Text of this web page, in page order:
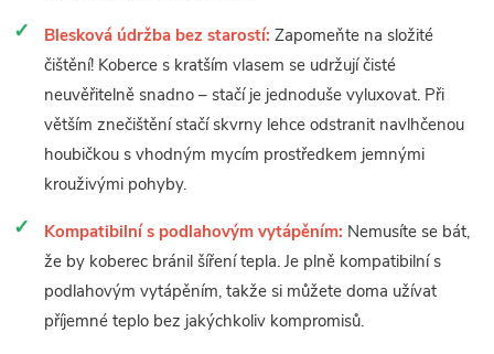
Blesková údržba bez starostí: Zapomeňte na složité
čištění! Koberce s kratším vlasem se udržují čisté
neuvěřitelně snadno – stačí je jednoduše vyluxovat. Při
větším znečištění stačí skvrny lehce odstranit navlhčenou
houbičkou s vhodným mycím prostředkem jemnými
krouživými pohyby.
Kompatibilní s podlahovým vytápěním: Nemusíte se bát,
že by koberec bránil šíření tepla. Je plně kompatibilní s
podlahovým vytápěním, takže si můžete doma užívat
příjemné teplo bez jakýchkoliv kompromisů.